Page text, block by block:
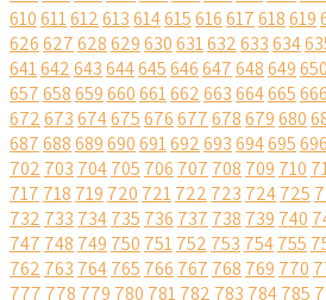
610611612613614615616617618619
626627628629630631632633634
641642643644645646647648649650
657658659660661662663664665666
672673674675676677678679680
687688689690691692693694695696
702 703 704705 706 707 708 709 710
717 718 719 720 721722 723 724725
732 733 734735 736 737 738 739 740
747 748 749 750 751752 753 754755
762 763 764765 766 767 768 769 770
777 778 779 780 781782 783 784785